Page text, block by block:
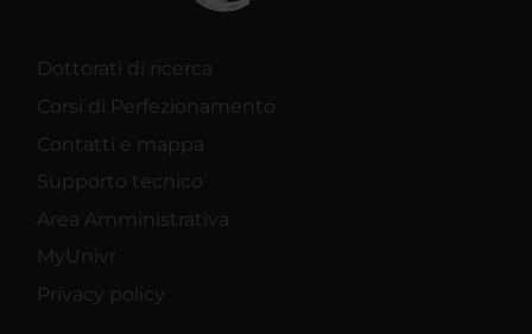
Dottorati di ricerca
Corsi di Perfezionamento
Contatti e mappa
Supporto tecnico
Area Amministrativa
MyUnivr
Privacy policy